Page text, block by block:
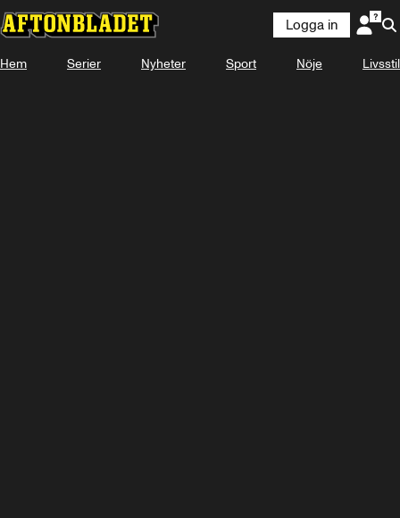
Laddar ...
Logga in
Hem Serier Nyheter Sport Nöje Livsstil